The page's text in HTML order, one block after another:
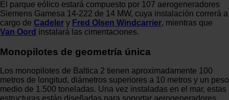
El parque eólico estará compuesto por 107 aerogeneradores
Siemens Gamesa 14-222 de 14 MW, cuya instalación correrá a
cargo de Cadeler y Fred Olsen Windcarrier, mientras que
Van Oord instalará las cimentaciones.
Monopilotes de geometría única
Los monopilotes de Baltica 2 tienen aproximadamente 100
metros de longitud, diámetros superiores a 10 metros y un peso
medio de 1.500 toneladas. Una vez instaladas en el mar, estas